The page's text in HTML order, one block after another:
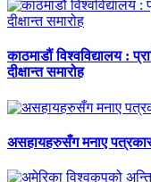
काठमाडौं विश्वविद्यालय :
दीक्षान्त समारोह
असहायहरुसँग मनाए